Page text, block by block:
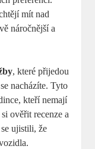
mít nad
náročnější a
, které přijedou
nacházíte. Tyto
kteří nemají
ověřit recenze a
ujistili, že